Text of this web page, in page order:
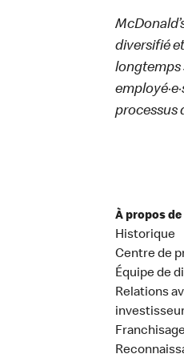
diversifié
longtemps
processus
À propos
Historique
Centre de
Équipe de
Relations